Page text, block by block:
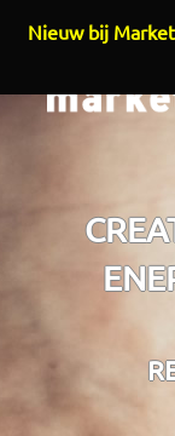
Overslaan en
Nieuw bij